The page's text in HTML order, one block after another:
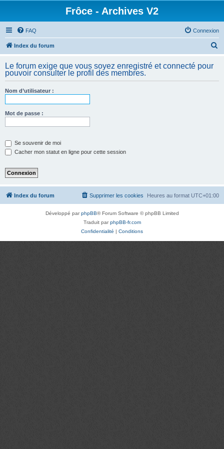
Frôce - Archives V2
FAQ Connexion
Index du forum
h
Le forum exige que vous soyez enregistré et connecté pour
pouvoir consulter le profil des membres.
Nom d’utilisateur :
Mot de passe :
Se souvenir de moi
Cacher mon statut en ligne pour cette session
Index du forum Heures au format UTC+01:00
Supprimer les cookies
Développé parphpBB® Forum Software © phpBB Limited
Traduit parphpBB-fr.com
Confidentialité | Conditions